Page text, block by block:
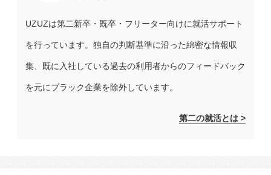
UZUZは第二新卒・既卒・フリーター向けに就活サポート
を行っています。独自の判断基準に沿った綿密な情報収
集、既に入社している過去の利用者からのフィードバック
を元にブラック企業を除外しています。
第二の就活とは >